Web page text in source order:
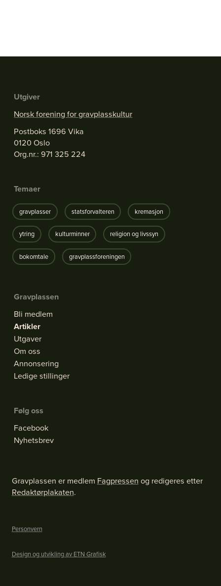
Utgiver
Norsk forening for gravplasskultur
Postboks 1696 Vika
0120 Oslo
Org.nr.: 971 325 224
Temaer
gravplasser statsforvalteren kremasjon
ytring kulturminner religion og livssyn
bokomtale gravplassforeningen
Gravplassen
Bli medlem
Artikler
Utgaver
Om oss
Annonsering
Ledige stillinger
Følg oss
Facebook
Nyhetsbrev
Gravplassen er medlem Fagpressen og redigeres etter
Redaktørplakaten.
Personvern
Design og utvikling av ETN Grafisk